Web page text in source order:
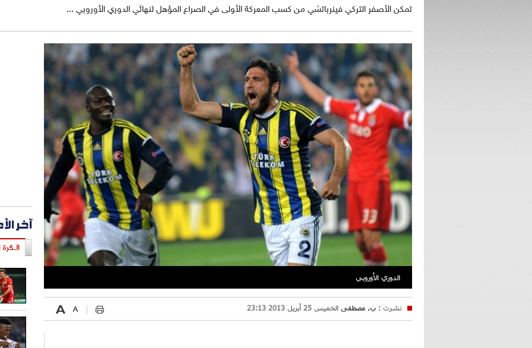
تمكن الأصفر التركي فينرباتشي من كسب المعركة الأولى في الصراع المؤهل لنهائي الدوري الأوروبي ...
الدوري الأوروبي
نشرت : ب. مصطفى الخميس 25 أبريل 2013 23:13
آخر
الـكرة